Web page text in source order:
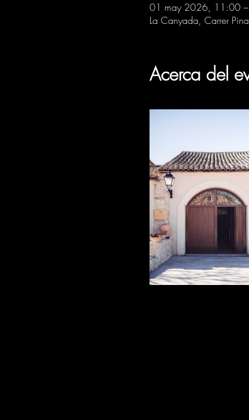
01 may 2026, 11:00
La Canyada, Carrer
Acerca del